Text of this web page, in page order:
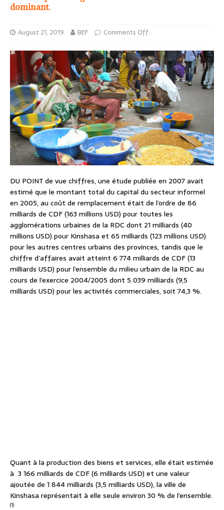
dominant.
August 21, 2019 BEF Comments Off
DU POINT de vue chiffres, une étude publiée en 2007 avait
estimé que le montant total du capital du secteur informel
en 2005, au coût de remplacement était de l’ordre de 86
milliards de CDF (163 millions USD) pour toutes les
agglomérations urbaines de la RDC dont 21 milliards (40
millions USD) pour Kinshasa et 65 milliards (123 millions USD)
pour les autres centres urbains des provinces, tandis que le
chiffre d’affaires avait atteint 6 774 milliards de CDF (13
milliards USD) pour l’ensemble du milieu urbain de la RDC au
cours de l’exercice 2004/2005 dont 5 039 milliards (9,5
milliards USD) pour les activités commerciales, soit 74,3 %.
Quant à la production des biens et services, elle était estimée
à 3 166 milliards de CDF (6 milliards USD) et une valeur
ajoutée de 1 844 milliards (3,5 milliards USD), la ville de
Kinshasa représentait à elle seule environ 30 % de l’ensemble.
(1)